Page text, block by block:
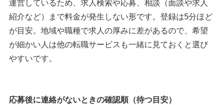
運営しているため、求人検索や応募、相談（面談や求人
紹介など）まで料金が発生しない形です。登録は5分ほど
が目安。地域や職種で求人の厚みに差があるので、希望
が細かい人は他の転職サービスも一緒に見ておくと選び
やすいです。
応募後に連絡がないときの確認順（待つ目安）